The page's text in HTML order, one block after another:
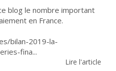
blog le nombre important
en France.
bilan-2019-la-
fina...
Lire l'article